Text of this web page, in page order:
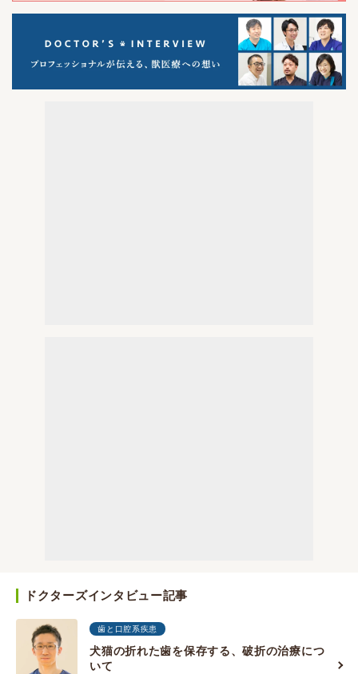
ドクターズインタビュー記事
歯と口腔系疾患
犬猫の折れた歯を保存する、破折の治療につ
いて